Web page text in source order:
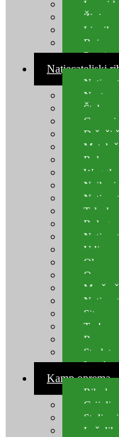
Lovni
Živi
Ljepilo
Boje za
Natjecateljski
Šteke
Gume i
Držači
Match
Role za
Najloni
Udice
Olovo
Mreže
Sito,
Torbe
Starlete
Izrada
Kamp oprema
Stolice